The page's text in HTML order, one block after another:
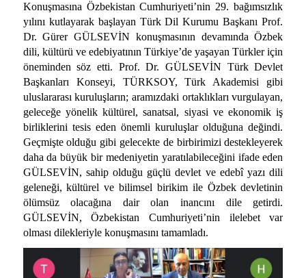
Konuşmasına Özbekistan Cumhuriyeti’nin 29. bağımsızlık
yılını kutlayarak başlayan Türk Dil Kurumu Başkanı Prof.
Dr. Gürer GÜLSEVİN konuşmasının devamında Özbek
dili, kültürü ve edebiyatının Türkiye’de yaşayan Türkler için
öneminden söz etti. Prof. Dr. GÜLSEVİN Türk Devlet
Başkanları Konseyi, TÜRKSOY, Türk Akademisi gibi
uluslararası kuruluşların; aramızdaki ortaklıkları vurgulayan,
geleceğe yönelik kültürel, sanatsal, siyasi ve ekonomik iş
birliklerini tesis eden önemli kuruluşlar olduğuna değindi.
Geçmişte olduğu gibi gelecekte de birbirimizi destekleyerek
daha da büyük bir medeniyetin yaratılabileceğini ifade eden
GÜLSEVİN, sahip olduğu güçlü devlet ve edebî yazı dili
geleneği, kültürel ve bilimsel birikim ile Özbek devletinin
ölümsüz olacağına dair olan inancını dile getirdi.
GÜLSEVİN, Özbekistan Cumhuriyeti’nin ilelebet var
olması dilekleriyle konuşmasını tamamladı.